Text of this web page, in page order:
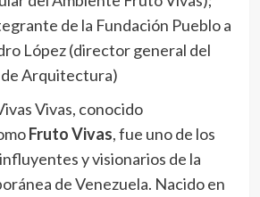
de la Fundación Pueblo a
López (director general del
Arquitectura)
Vivas, conocido
Fruto Vivas, fue uno de los
y visionarios de la
de Venezuela. Nacido en